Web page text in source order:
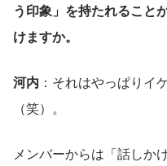
う印象」を持たれること
けますか。
河内 ：それはやっぱり
（笑）。
メンバーからは「話しか